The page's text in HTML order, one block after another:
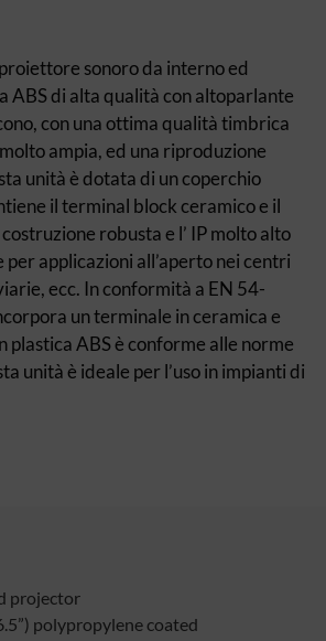
sonoro da interno ed
ABS di alta qualità con altoparlante
con una ottima qualità timbrica
ampia, ed una riproduzione
unità è dotata di un coperchio
il terminal block ceramico e il
robusta e l’ IP molto alto
applicazioni all’aperto nei centri
ecc. In conformità a EN 54-
un terminale in ceramica e
plastica ABS è conforme alle norme
unità è ideale per l’uso in impianti di
projector
polypropylene coated